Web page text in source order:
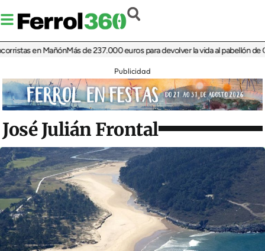
en MañónMás de 237.000 euros para devolver la vida al pabellón de
Publicidad
José Julián Frontal